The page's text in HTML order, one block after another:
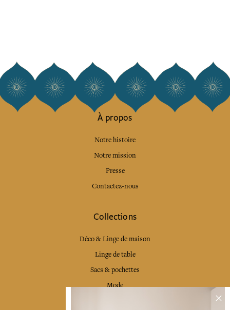
À propos
Notre histoire
Notre mission
Presse
Contactez-nous
Collections
Déco & Linge de maison
Linge de table
Sacs & pochettes
Mode